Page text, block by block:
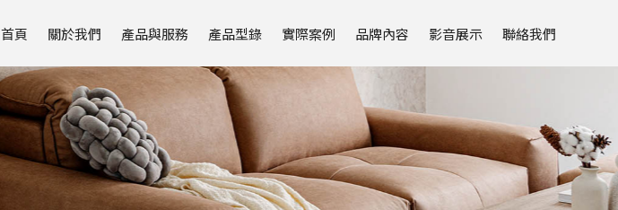
首頁 關於我們 產品與服務 產品型錄 實際案例 品牌內容 影音展示 聯絡我們